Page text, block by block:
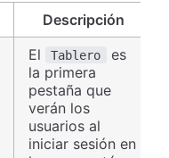
Descripción
El Tablero
es
la primera
pestaña que
verán los
usuarios al
iniciar sesión en